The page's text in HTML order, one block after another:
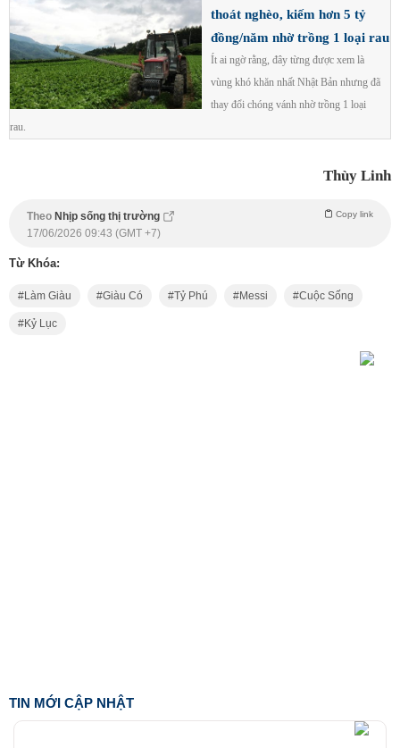
thoát nghèo, kiếm hơn 5 tỷ
đồng/năm nhờ trồng 1 loại rau
Ít ai ngờ rằng, đây từng được xem là
vùng khó khăn nhất Nhật Bản nhưng đã
thay đổi chóng vánh nhờ trồng 1 loại
rau.
Thùy Linh
Theo Nhịp sống thị trường Copy link
17/06/2026 09:43 (GMT +7)
Từ Khóa:
Làm Giàu Giàu Có Tỷ Phú Messi Cuộc Sống
Kỷ Lục
TIN MỚI CẬP NHẬT